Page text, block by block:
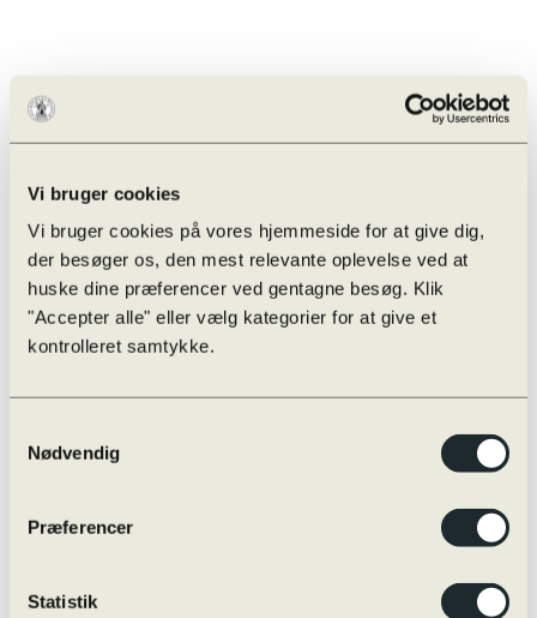
Vi bruger cookies
Vi bruger cookies på vores hjemmeside for at give dig,
der besøger os, den mest relevante oplevelse ved at
huske dine præferencer ved gentagne besøg. Klik
"Accepter alle" eller vælg kategorier for at give et
kontrolleret samtykke.
Nødvendig
Præferencer
Statistik
Optagelse.dk – ansøgningsfrist 1/3